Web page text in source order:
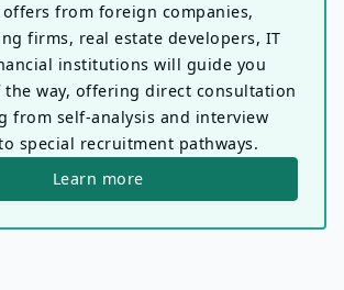
from foreign companies,
firms, real estate developers, IT
institutions will guide you
the way, offering direct consultation
from self-analysis and interview
special recruitment pathways.
Learn more